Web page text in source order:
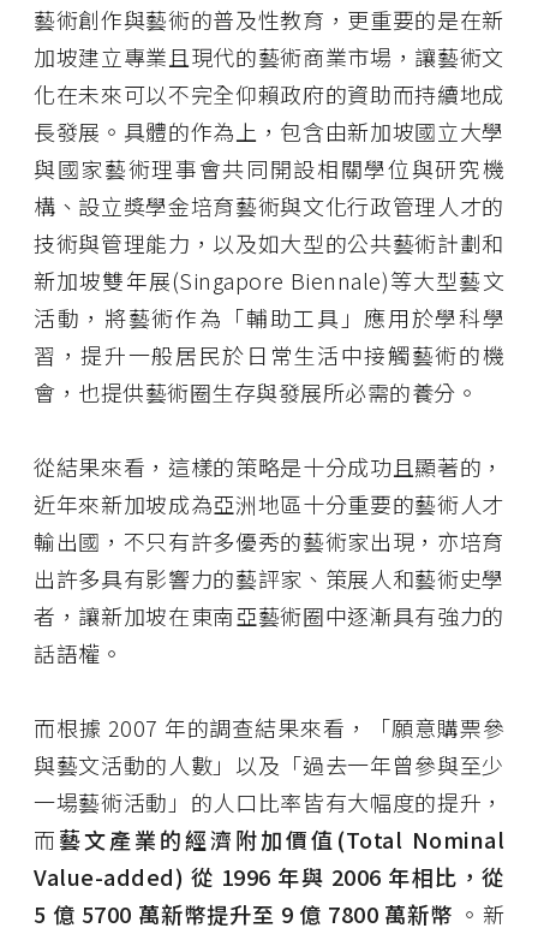
藝術創作與藝術的普及性教育，更重要的是在新
加坡建立專業且現代的藝術商業市場，讓藝術文
化在未來可以不完全仰賴政府的資助而持續地成
長發展。具體的作為上，包含由新加坡國立大學
與國家藝術理事會共同開設相關學位與研究機
構、設立獎學金培育藝術與文化行政管理人才的
技術與管理能力，以及如大型的公共藝術計劃和
新加坡雙年展(Singapore Biennale)等大型藝文
活動，將藝術作為「輔助工具」應用於學科學
習，提升一般居民於日常生活中接觸藝術的機
會，也提供藝術圈生存與發展所必需的養分。
從結果來看，這樣的策略是十分成功且顯著的，
近年來新加坡成為亞洲地區十分重要的藝術人才
輸出國，不只有許多優秀的藝術家出現，亦培育
出許多具有影響力的藝評家、策展人和藝術史學
者，讓新加坡在東南亞藝術圈中逐漸具有強力的
話語權。
而根據 2007 年的調查結果來看，「願意購票參
與藝文活動的人數」以及「過去一年曾參與至少
一場藝術活動」的人口比率皆有大幅度的提升，
而藝文產業的經濟附加價值(Total Nominal
Value-added) 從 1996 年與 2006 年相比，從
5 億 5700 萬新幣提升至 9 億 7800 萬新幣 。新